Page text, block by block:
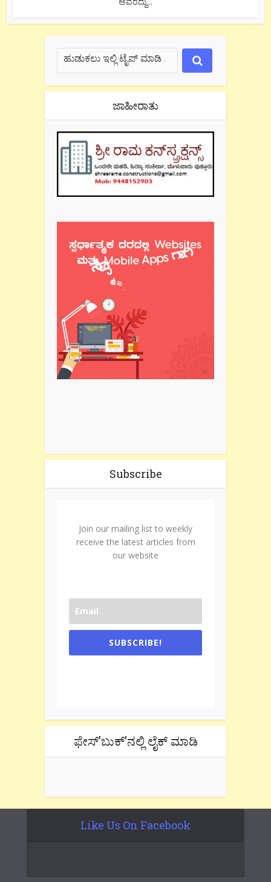
ಜಾಹೀರಾತು
Subscribe
Join our mailing list to weekly
receive the latest articles from
our website
SUBSCRIBE!
ಫೇಸ್’ಬುಕ್’ನಲ್ಲಿ ಲೈಕ್ ಮಾಡಿ
Like Us On Facebook